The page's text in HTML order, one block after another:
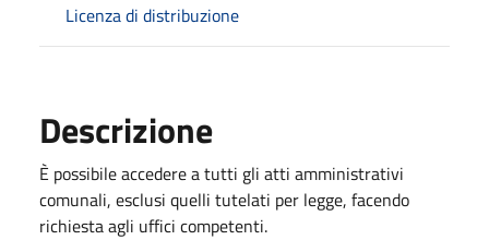
Licenza di distribuzione
Descrizione
È possibile accedere a tutti gli atti amministrativi
comunali, esclusi quelli tutelati per legge, facendo
richiesta agli uffici competenti.